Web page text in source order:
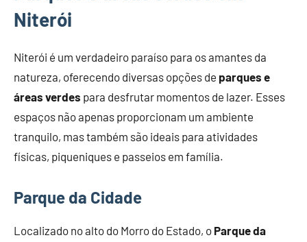
Niterói
Niterói é um verdadeiro paraíso para os amantes da
natureza, oferecendo diversas opções de parques e
áreas verdes para desfrutar momentos de lazer. Esses
espaços não apenas proporcionam um ambiente
tranquilo, mas também são ideais para atividades
físicas, piqueniques e passeios em família.
Parque da Cidade
Localizado no alto do Morro do Estado, o Parque da